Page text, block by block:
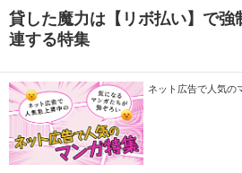
貸した魔力は【リボ払い】で
連する特集
ネット広告で人気の